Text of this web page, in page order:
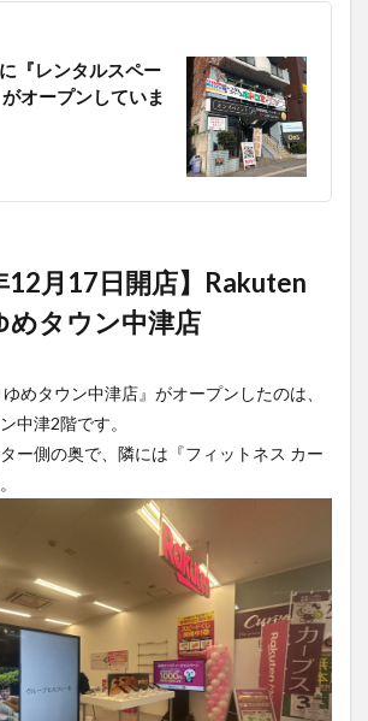
『レンタルスペー
オープンしていま
12月17日開店】Rakuten
めタウン中津店
ゆめタウン中津店』がオープンしたのは、
中津2階です。
ー側の奥で、隣には『フィットネス カー